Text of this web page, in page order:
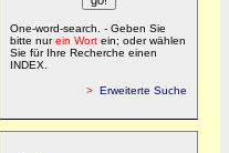
One-word-search. - Geben Sie
bitte nurein Wort ein; oder wählen
Sie für Ihre Recherche einen
INDEX.
> Erweiterte Suche